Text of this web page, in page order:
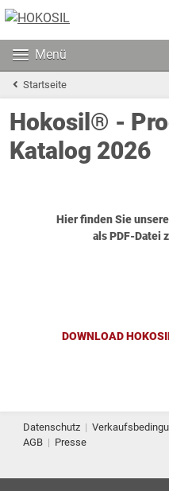
Menü
Startseite
Hokosil® -
Katalog 2026
Hier finden Sie
als PDF-Datei
DOWNLOAD
Datenschutz |
AGB | Presse